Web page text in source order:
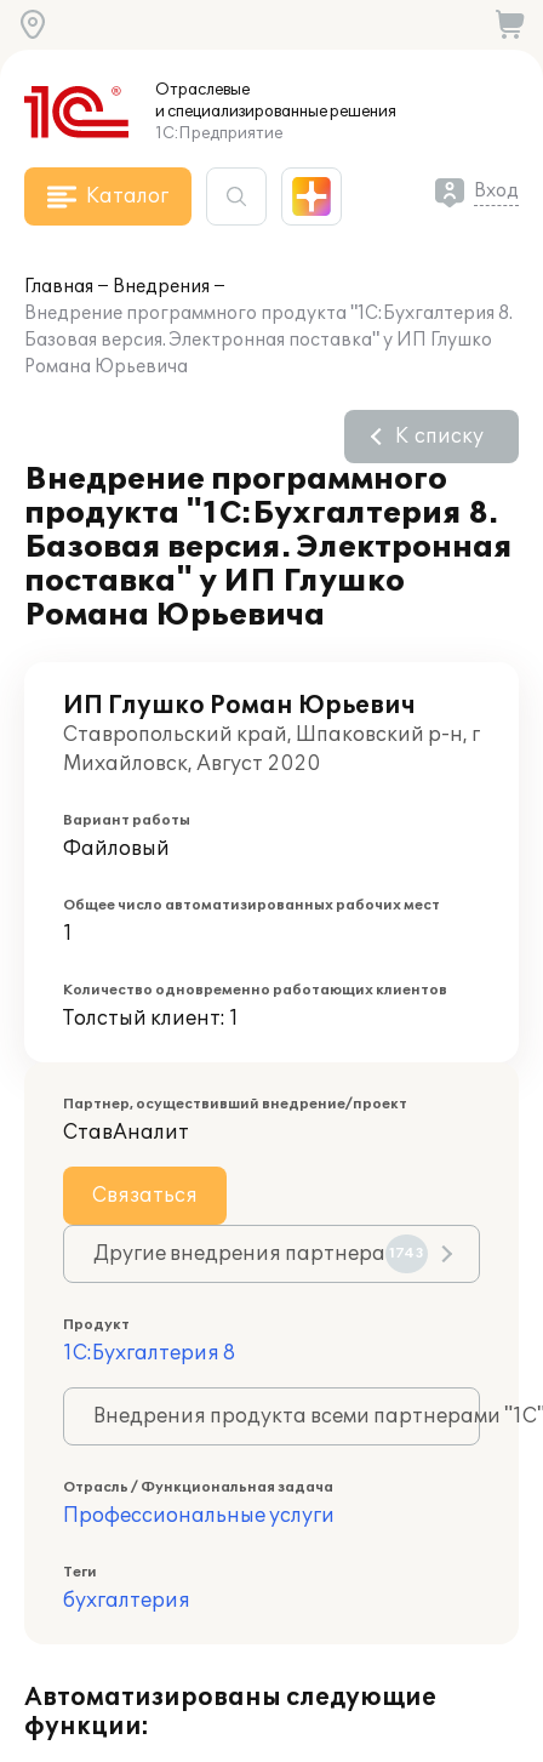
Отраслевые
и специализированныерешения
1С:Предприятие
Каталог Вход
Главная
Внедрения
Внедрение программного продукта "1С:Бухгалтерия 8.
Базовая версия. Электронная поставка" у ИП Глушко
Романа Юрьевича
Внедрение программного
продукта "1С:Бухгалтерия 8.
Базовая версия. Электронная
поставка" у ИП Глушко
Романа Юрьевича
К списку
ИП Глушко Роман Юрьевич
Ставропольский край, Шпаковский р-н, г
Михайловск, Август 2020
Вариант работы
Файловый
Общее число автоматизированных рабочих мест
1
Количество одновременно работающих клиентов
Толстый клиент: 1
Партнер, осуществивший внедрение/проект
СтавАналит
Связаться
Другие внедрения партнера 1743
Продукт
1С:Бухгалтерия 8
Внедрения продукта всеми партнерами
Отрасль / Функциональная задача
Профессиональные услуги
Теги
бухгалтерия
Автоматизированы следующие
функции: